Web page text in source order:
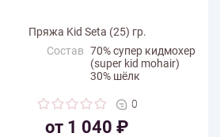
Пряжа Kid Seta (25) гр.
от 1 040 ₽
Состав 70% супер кидмохер
(super kid mohair)
30% шёлк
Производитель Mondial
0